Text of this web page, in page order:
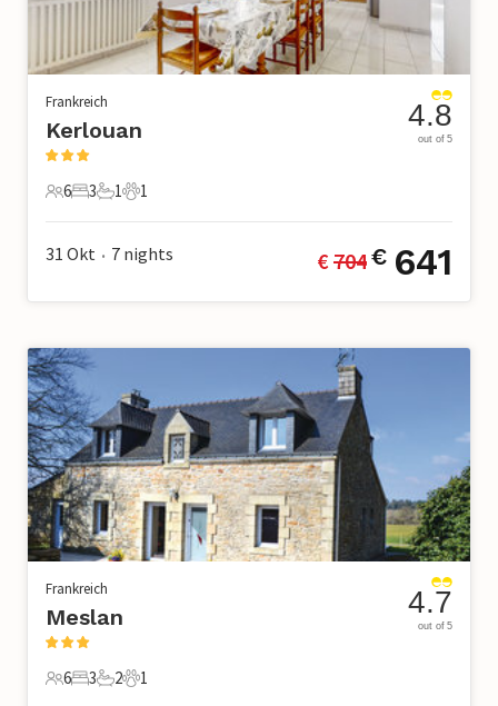
Frankreich
Kerlouan
6 Gäste
6
3 Schlafzimmer
3
1 Badezimmer
1
1 Haustier
1
4.8
out of 5
31 Okt • 7 nights € 704€ 641
Frankreich
Meslan
6 Gäste
6
3 Schlafzimmer
3
2 Badezimmer
2
1 Haustier
1
4.7
out of 5